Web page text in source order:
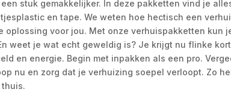
stuk gemakkelijker. In deze pakketten vind je
en tape. We weten hoe hectisch een
oplossing voor jou. Met onze verhuispakketten kun
weet je wat echt geweldig is? Je krijgt nu flinke
en energie. Begin met inpakken als een pro.
nu en zorg dat je verhuizing soepel verloopt. Zo